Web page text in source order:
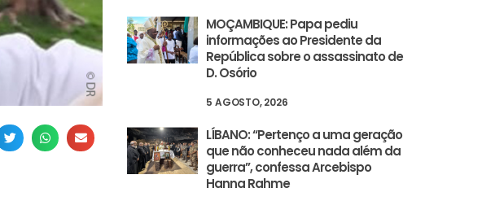
MOÇAMBIQUE: Papa pediu
informações ao Presidente da
República sobre o assassinato de
D. Osório
5 AGOSTO, 2026
LÍBANO: “Pertenço a uma geração
que não conheceu nada além da
guerra”, confessa Arcebispo
Hanna Rahme